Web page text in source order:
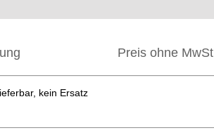
Preis ohne MwSt
kein Ersatz